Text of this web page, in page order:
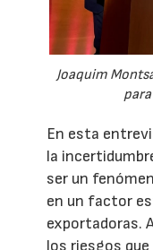
Joaquim
En esta
la
ser un
en un factor
exportadoras.
los riesgos